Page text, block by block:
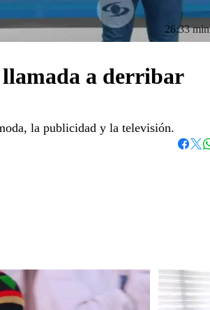
26:33 min
a derribar
la publicidad y la televisión.